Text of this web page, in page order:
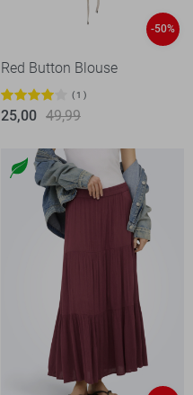
-50%
Red Button Blouse
1
25,00 49,99